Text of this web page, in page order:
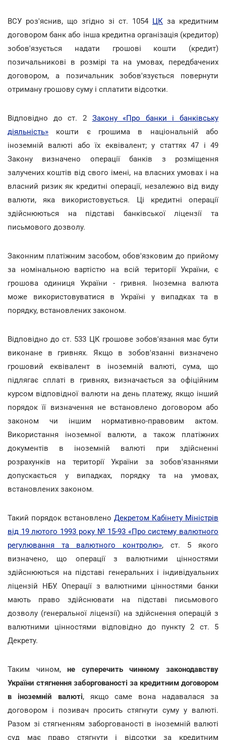
ВСУ роз'яснив, що згідно зі ст. 1054 ЦК за кредитним
договором банк або інша кредитна організація (кредитор)
зобов'язується надати грошові кошти (кредит)
позичальникові в розмірі та на умовах, передбачених
договором, а позичальник зобов'язується повернути
отриману грошову суму і сплатити відсотки.
Відповідно до ст. 2 Закону «Про банки і банківську
діяльність» кошти є грошима в національній або
іноземній валюті або їх еквівалент; у статтях 47 і 49
Закону визначено операції банків з розміщення
залучених коштів від свого імені, на власних умовах і на
власний ризик як кредитні операції, незалежно від виду
валюти, яка використовується. Ці кредитні операції
здійснюються на підставі банківської ліцензії та
письмового дозволу.
Законним платіжним засобом, обов'язковим до прийому
за номінальною вартістю на всій території України, є
грошова одиниця України - гривня. Іноземна валюта
може використовуватися в Україні у випадках та в
порядку, встановлених законом.
Відповідно до ст. 533 ЦК грошове зобов'язання має бути
виконане в гривнях. Якщо в зобов'язанні визначено
грошовий еквівалент в іноземній валюті, сума, що
підлягає сплаті в гривнях, визначається за офіційним
курсом відповідної валюти на день платежу, якщо інший
порядок її визначення не встановлено договором або
законом чи іншим нормативно-правовим актом.
Використання іноземної валюти, а також платіжних
документів в іноземній валюті при здійсненні
розрахунків на території України за зобов'язаннями
допускається у випадках, порядку та на умовах,
встановлених законом.
Такий порядок встановлено Декретом Кабінету Міністрів
від 19 лютого 1993 року № 15-93 «Про систему валютного
регулювання та валютного контролю», ст. 5 якого
визначено, що операції з валютними цінностями
здійснюються на підставі генеральних і індивідуальних
ліцензій НБУ. Операції з валютними цінностями банки
мають право здійснювати на підставі письмового
дозволу (генеральної ліцензії) на здійснення операцій з
валютними цінностями відповідно до пункту 2 ст. 5
Декрету.
Таким чином,не суперечить чинному законодавству
України стягнення заборгованості за кредитним договором
в іноземній валюті, якщо саме вона надавалася за
договором і позивач просить стягнути суму у валюті.
Разом зі стягненням заборгованості в іноземній валюті
суд має право стягнути і відсотки за кредитним